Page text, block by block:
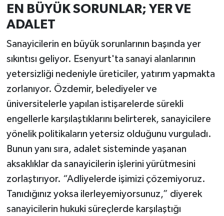
EN BÜYÜK SORUNLAR; YER VE
ADALET
Sanayicilerin en büyük sorunlarının başında yer
sıkıntısı geliyor. Esenyurt'ta sanayi alanlarının
yetersizliği nedeniyle üreticiler, yatırım yapmakta
zorlanıyor. Özdemir, belediyeler ve
üniversitelerle yapılan istişarelerde sürekli
engellerle karşılaştıklarını belirterek, sanayicilere
yönelik politikaların yetersiz olduğunu vurguladı.
Bunun yanı sıra, adalet sisteminde yaşanan
aksaklıklar da sanayicilerin işlerini yürütmesini
zorlaştırıyor. “Adliyelerde işimizi çözemiyoruz.
Tanıdığınız yoksa ilerleyemiyorsunuz,” diyerek
sanayicilerin hukuki süreçlerde karşılaştığı